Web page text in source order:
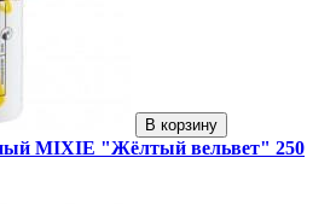
В корзину
MIXIE "Жёлтый вельвет" 250